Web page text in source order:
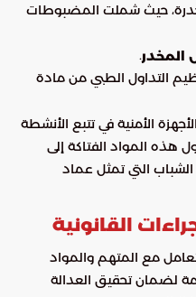
حيث شملت المضبوطات
.
الأمنية في تتبع الأنشطة
هذه المواد الفتاكة إلى
التي تمثل عماد
القانونية
مع المتهم والمواد
لضمان تحقيق العدالة